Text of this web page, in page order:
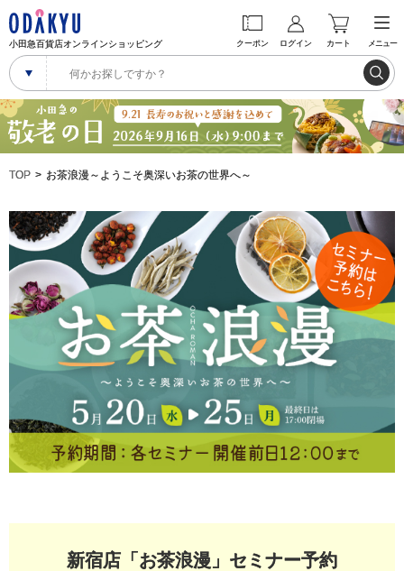
小田急百貨店オンラインショッピング クーポン ログイン カート メニュー
TOP お茶浪漫～ようこそ奥深いお茶の世界へ～
新宿店「お茶浪漫」セミナー予約